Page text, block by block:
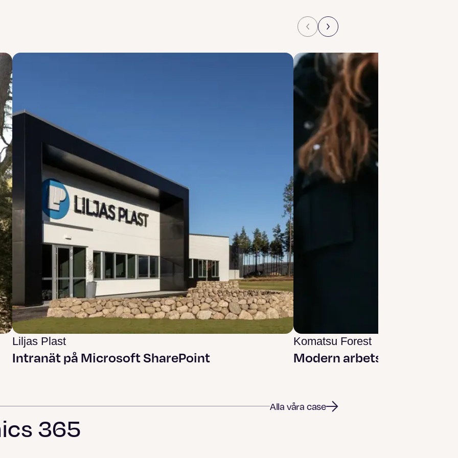
Liljas Plast
Intranät på Microsoft SharePoint
Komatsu Forest
Modern arbetsplats
Alla våra case
365